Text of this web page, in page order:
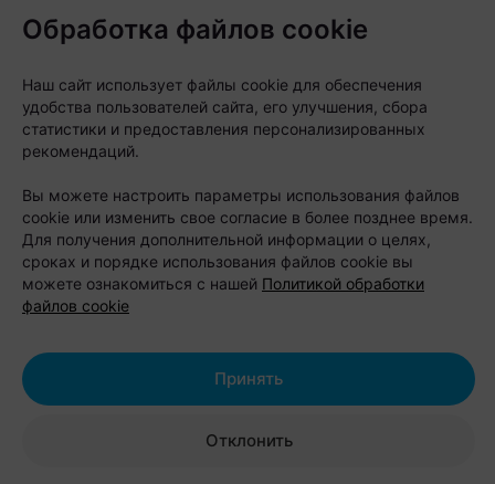
«В каждом городе есть места,
которые попадают на открытки. И
локальными мемами. В Минске это,
знают даже те, кто никогда там не
Обработка файлов cookie
Наш сайт использует файлы cookie для обеспечения
удобства пользователей сайта, его улучшения, сбора
статистики и предоставления персонализированных
рекомендаций.
Вы можете настроить параметры использования файлов
cookie или изменить свое согласие в более позднее время.
Для получения дополнительной информации о целях,
сроках и порядке использования файлов cookie вы
можете ознакомиться с нашей Политикой обработки
файлов cookie
Отклонить
Принять